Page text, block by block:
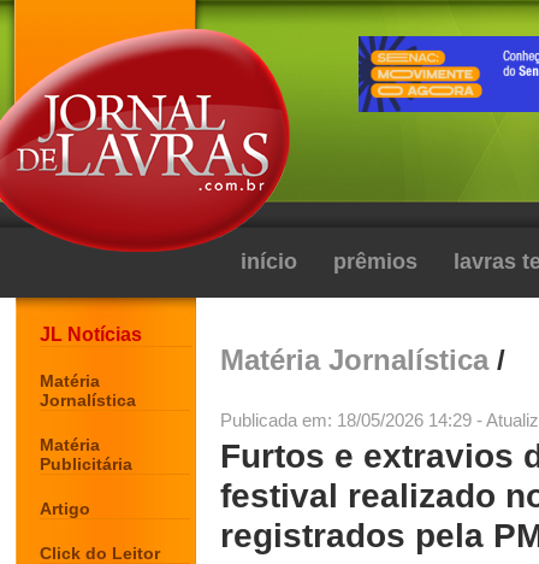
início prêmios lavras
JL Notícias
Matéria
Jornalística
Matéria
Publicitária
Artigo
Click do Leitor
Matéria Jornalística/
Publicada em: 18/05/2026 14:29 -
Furtos e extravios
festival realizado
registrados pela